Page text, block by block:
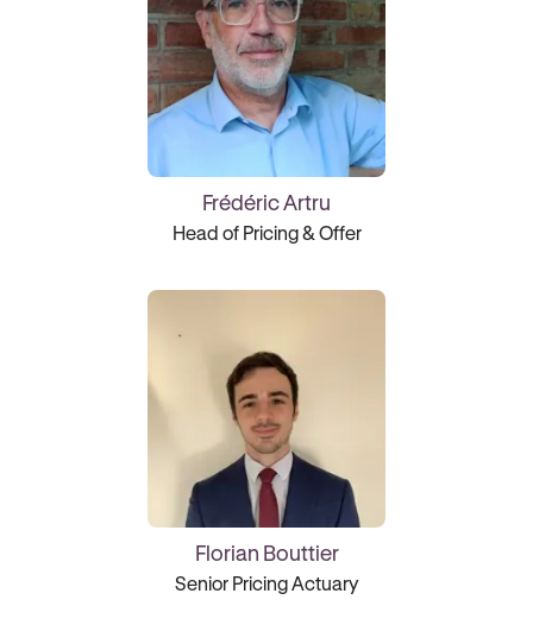
Frédéric Artru
Head of Pricing & Offer
Florian Bouttier
Senior Pricing Actuary